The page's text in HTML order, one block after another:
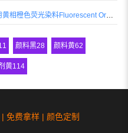
下一篇 : 润巴荧光橙3G｜高温工程塑料用黄相橙色荧光染料Fluorescent Orange 3G
颜料黑28 颜料黄62
黄114
免费拿样 | 颜色定制